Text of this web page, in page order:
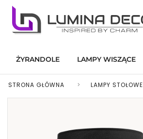
ŻYRANDOLE LAMPY WISZĄCE
STRONA GŁÓWNA > LAMPY STOŁOWE